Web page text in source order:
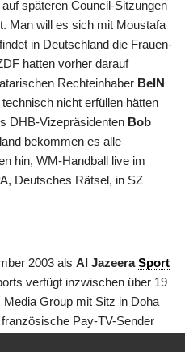
späteren Council-Sitzungen
Man will es sich mit Moustafa
in Deutschland die Frauen-
hatten vorher darauf
Rechteinhaber BeIN
nicht erfüllen hätten
DHB-Vizepräsidenten Bob
bekommen es alle
hin, WM-Handball live im
Deutsches Rätsel, in SZ
2003 als Al JazeeraSport
verfügt inzwischen über 19
Group mit Sitz in Doha
Pay-TV-Sender